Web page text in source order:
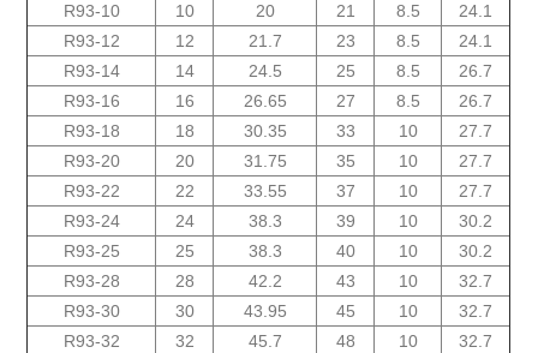
R93-10
10 20 21 8.5
24.1
R93-12
12 21.7 23 8.5
24.1
14-R93
14 24.5 25 8.5
26.7
16-R93
16 26.65 27 8.5
26.7
R93-18
18 30.35 33 10
27.7
R93-20
20 31.75 35 10
27.7
R93-22
22 33.55 37 10
27.7
R93-24
24 38.3 39 10
30.2
R93-25
25 38.3 40 10
30.2
R93-28
28 42.2 43 10
32.7
R93-30
30 43.95 45 10
32.7
R93-32
32 45.7 48 10
32.7